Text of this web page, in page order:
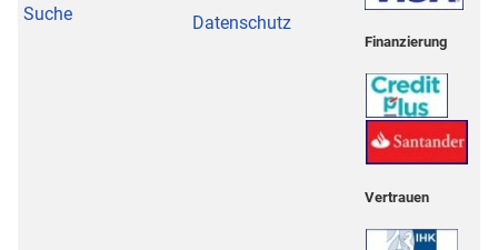
Suche
Datenschutz
Finanzierung
Vertrauen